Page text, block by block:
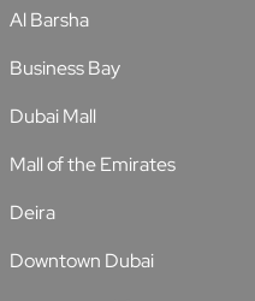
Al Barsha
Business Bay
Dubai Mall
Mall of the Emirates
Deira
Downtown Dubai